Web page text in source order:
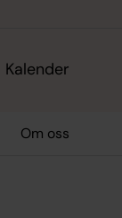
Kalender
Om oss